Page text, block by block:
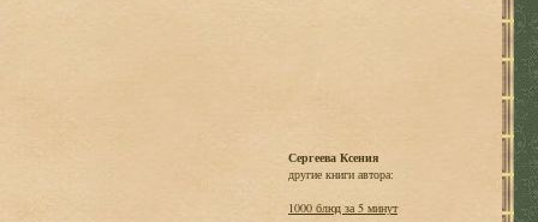
Сергеева Ксения
другие книги автора:
1000 блюд за 5 минут